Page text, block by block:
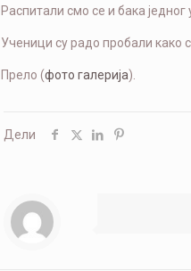
Распитали смо се и бака
Ученици су радо пробали како
Прело (фото галерија).
Дели